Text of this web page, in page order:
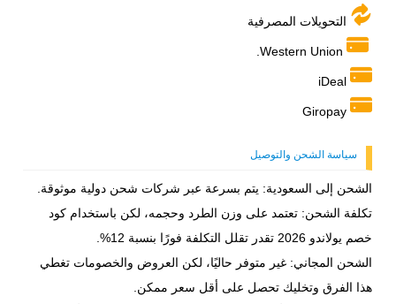
التحويلات المصرفية
Western Union.
iDeal
Giropay
سياسة الشحن والتوصيل
الشحن إلى السعودية: يتم بسرعة عبر شركات شحن دولية موثوقة.
تكلفة الشحن: تعتمد على وزن الطرد وحجمه، لكن باستخدام كود
خصم يولاندو 2026 تقدر تقلل التكلفة فورًا بنسبة 12%.
الشحن المجاني: غير متوفر حاليًا، لكن العروض والخصومات تغطي
هذا الفرق وتخليك تحصل على أقل سعر ممكن.